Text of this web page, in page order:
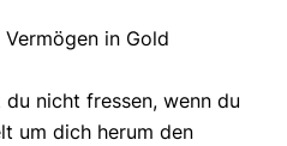
in Gold
nicht fressen, wenn du
um dich herum den